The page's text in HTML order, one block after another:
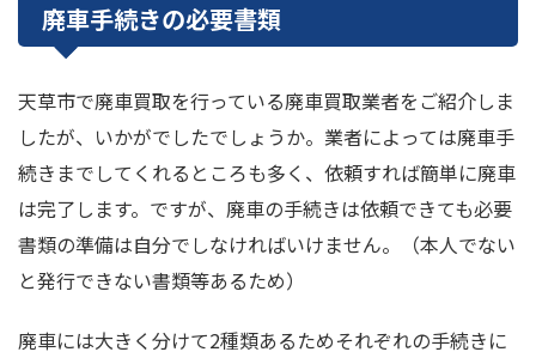
廃車手続きの必要書類
天草市で廃車買取を行っている廃車買取業者をご紹介しま
したが、いかがでしたでしょうか。業者によっては廃車手
続きまでしてくれるところも多く、依頼すれば簡単に廃車
は完了します。ですが、廃車の手続きは依頼できても必要
書類の準備は自分でしなければいけません。（本人でない
と発行できない書類等あるため）
廃車には大きく分けて2種類あるためそれぞれの手続きに